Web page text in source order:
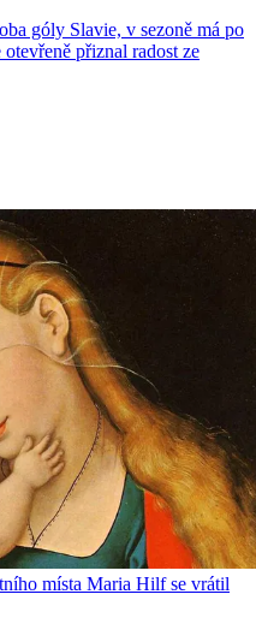
góly Slavie, v sezoně má po
přiznal radost ze
místa Maria Hilf se vrátil